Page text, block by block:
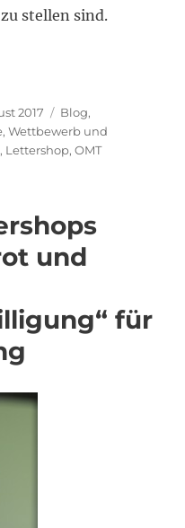
stellen sind.
auf dem OMT 2017
2017 Kategorien
Blog,
,Wettbewerb und
, Lettershop,OMT
und
für